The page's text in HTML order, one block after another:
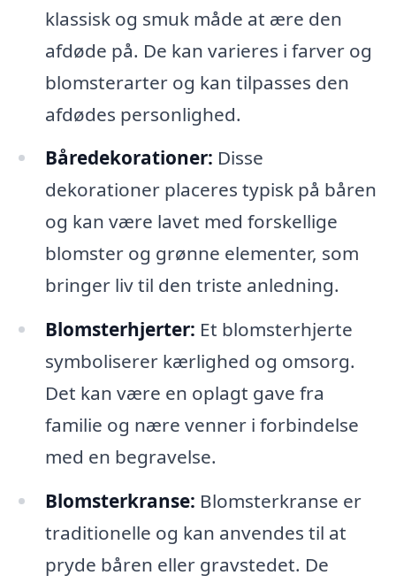
klassisk og smuk måde at ære den
afdøde på. De kan varieres i farver og
blomsterarter og kan tilpasses den
afdødes personlighed.
Båredekorationer: Disse
dekorationer placeres typisk på båren
og kan være lavet med forskellige
blomster og grønne elementer, som
bringer liv til den triste anledning.
Blomsterhjerter: Et blomsterhjerte
symboliserer kærlighed og omsorg.
Det kan være en oplagt gave fra
familie og nære venner i forbindelse
med en begravelse.
Blomsterkranse: Blomsterkranse er
traditionelle og kan anvendes til at
pryde båren eller gravstedet. De